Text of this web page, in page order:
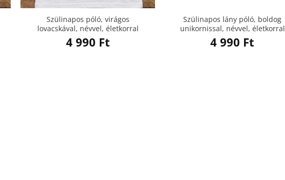
Szülinapos póló, virágos
lovacskával, névvel, életkorral
4 990 Ft
Szülinapos lány póló, boldog
unikornissal, névvel, életkorral
4 990 Ft